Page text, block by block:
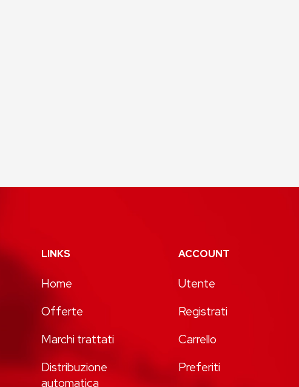
LINKS
Home
Offerte
Marchi trattati
Distribuzione
automatica
ACCOUNT
Utente
Registrati
Carrello
Preferiti